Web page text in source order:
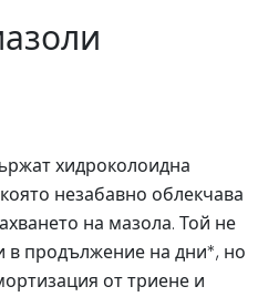
хидроколоидна
незабавно облекчава
на мазола. Той не
в продължение на дни*, но
от триене и